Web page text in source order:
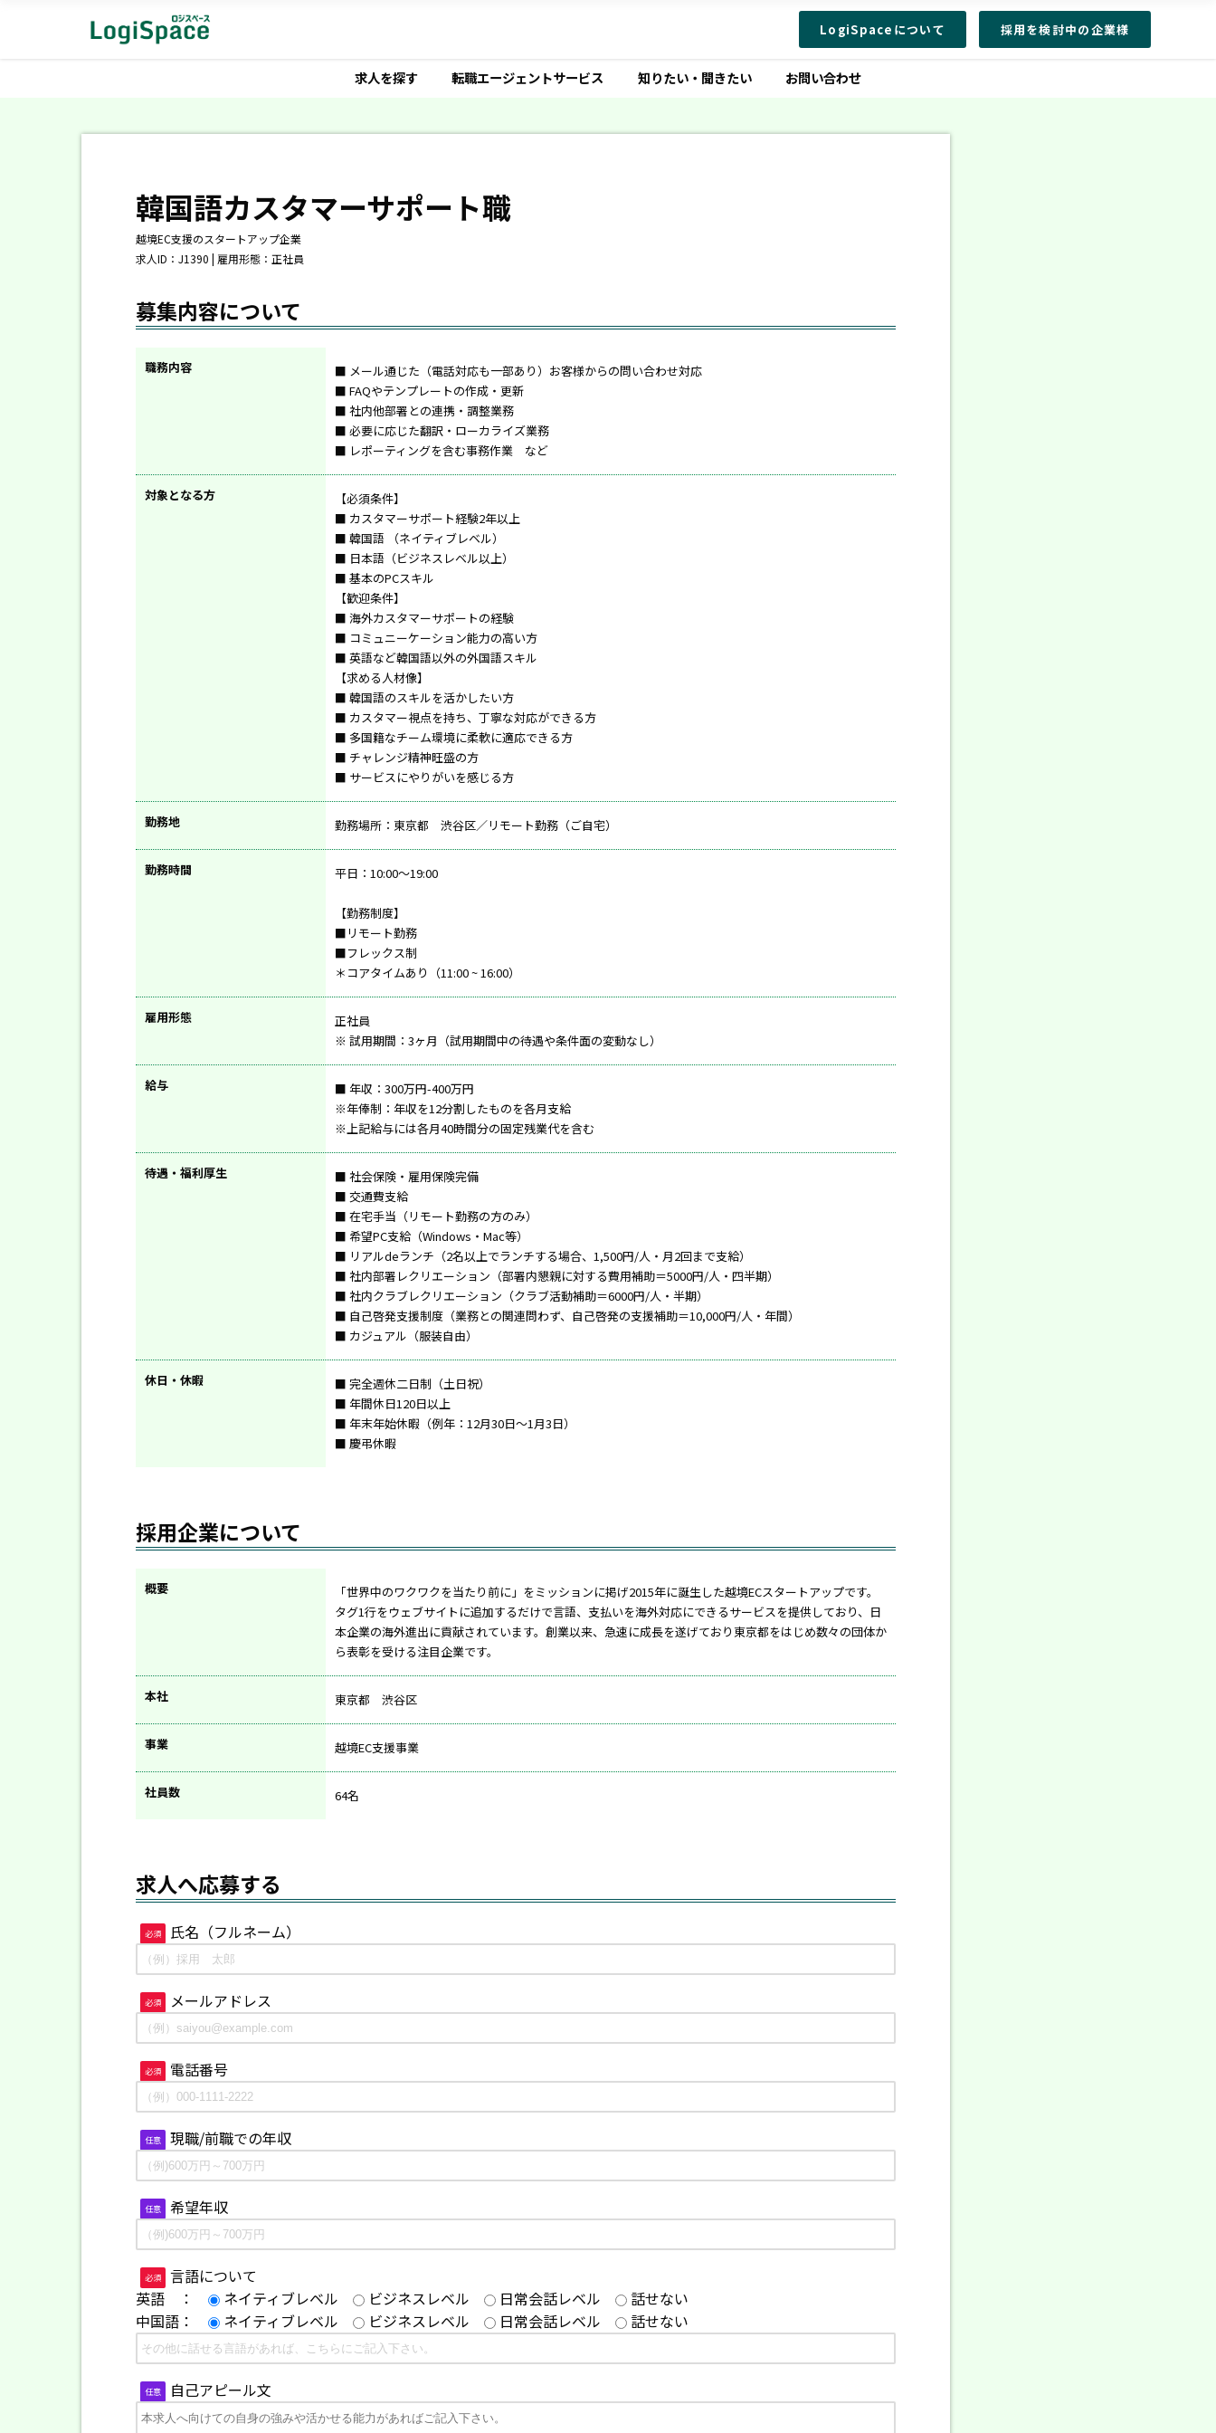
LogiSpaceについて 採用を検討中の企業様
求人を探す 転職エージェントサービス 知りたい・聞きたい お問い合わせ
韓国語カスタマーサポート職
越境EC支援のスタートアップ企業
求人ID：J1390 | 雇用形態：正社員
募集内容について
職務内容
■ メール通じた（電話対応も一部あり）お客様からの問い合わせ対応
■ FAQやテンプレートの作成・更新
■ 社内他部署との連携・調整業務
■ 必要に応じた翻訳・ローカライズ業務
■ レポーティングを含む事務作業 など
対象となる方
【必須条件】
■ カスタマーサポート経験2年以上
■ 韓国語 （ネイティブレベル）
■ 日本語（ビジネスレベル以上）
■ 基本のPCスキル
【歓迎条件】
■ 海外カスタマーサポートの経験
■ コミュニーケーション能力の高い方
■ 英語など韓国語以外の外国語スキル
【求める人材像】
■ 韓国語のスキルを活かしたい方
■ カスタマー視点を持ち、丁寧な対応ができる方
■ 多国籍なチーム環境に柔軟に適応できる方
■ チャレンジ精神旺盛の方
■ サービスにやりがいを感じる方
勤務地 勤務場所：東京都 渋谷区／リモート勤務（ご自宅）
勤務時間 平日：10:00～19:00
【勤務制度】
■リモート勤務
■フレックス制
＊コアタイムあり（11:00 ~ 16:00）
雇用形態
正社員
※ 試用期間：3ヶ月（試用期間中の待遇や条件面の変動なし）
給与
■ 年収：300万円-400万円
※年俸制：年収を12分割したものを各月支給
※上記給与には各月40時間分の固定残業代を含む
待遇・福利厚生
■ 社会保険・雇用保険完備
■ 交通費支給
■ 在宅手当（リモート勤務の方のみ）
■ 希望PC支給（Windows・Mac等）
■ リアルdeランチ（2名以上でランチする場合、1,500円/人・月2回まで支給）
■ 社内部署レクリエーション（部署内懇親に対する費用補助＝5000円/人・四半期）
■ 社内クラブレクリエーション（クラブ活動補助＝6000円/人・半期）
■ 自己啓発支援制度（業務との関連問わず、自己啓発の支援補助＝10,000円/人・年間）
■ カジュアル（服装自由）
休日・休暇
■ 完全週休二日制（土日祝）
■ 年間休日120日以上
■ 年末年始休暇（例年：12月30日～1月3日）
■ 慶弔休暇
採用企業について
概要
「世界中のワクワクを当たり前に」をミッションに掲げ2015年に誕生した越境ECスタートアップです。
タグ1行をウェブサイトに追加するだけで言語、支払いを海外対応にできるサービスを提供しており、日
本企業の海外進出に貢献されています。創業以来、急速に成長を遂げており東京都をはじめ数々の団体か
ら表彰を受ける注目企業です。
本社 東京都 渋谷区
事業 越境EC支援事業
社員数 64名
求人へ応募する
必須 氏名（フルネーム）
必須 メールアドレス
必須 電話番号
任意 現職/前職での年収
任意 希望年収
必須
言語について
英語 ：
ネイティブレベル ビジネスレベル 日常会話レベル
話せない
中国語：
ネイティブレベル ビジネスレベル 日常会話レベル 話せない
任意 自己アピール文